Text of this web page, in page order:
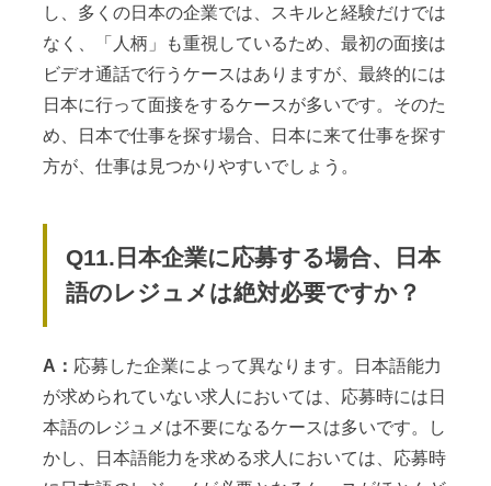
し、多くの日本の企業では、スキルと経験だけでは
なく、「人柄」も重視しているため、最初の面接は
ビデオ通話で行うケースはありますが、最終的には
日本に行って面接をするケースが多いです。そのた
め、日本で仕事を探す場合、日本に来て仕事を探す
方が、仕事は見つかりやすいでしょう。
Q11.日本企業に応募する場合、日本
語のレジュメは絶対必要ですか？
A： 応募した企業によって異なります。日本語能力
が求められていない求人においては、応募時には日
本語のレジュメは不要になるケースは多いです。し
かし、日本語能力を求める求人においては、応募時